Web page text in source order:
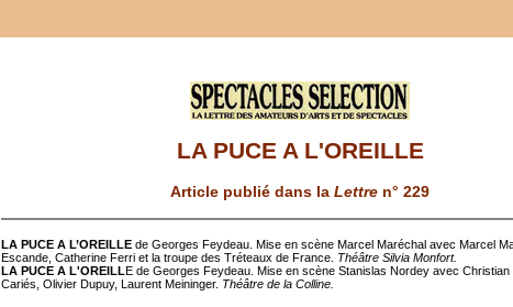
LA PUCE A L'OREILLE
Article publié dans la Lettre n° 229
LA PUCE A L’OREILLE de Georges Feydeau. Mise en scène Marcel Maréchal avec Marcel
Escande, Catherine Ferri et la troupe des Tréteaux de France. Théâtre Silvia Monfort.
LA PUCE A L'OREILLE de Georges Feydeau. Mise en scène Stanislas Nordey avec Christian
Cariés, Olivier Dupuy, Laurent Meininger. Théâtre de la Colline.